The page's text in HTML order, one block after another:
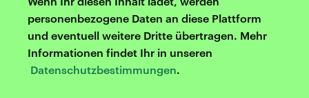
personenbezogene Daten an diese Plattform
und eventuell weitere Dritte übertragen. Mehr
Informationen findet Ihr in unseren
Datenschutzbestimmungen.